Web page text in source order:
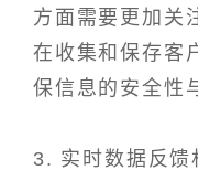
方面需要更加关
在收集和保存客
保信息的安全性
3. 实时数据反馈